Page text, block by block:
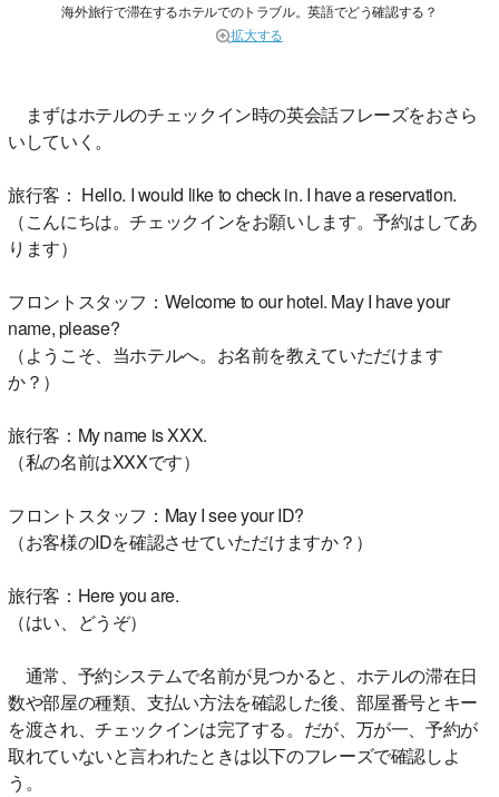
海外旅行で滞在するホテルでのトラブル。英語でどう確認する？
拡大する
まずはホテルのチェックイン時の英会話フレーズをおさら
いしていく。
旅行客： Hello. I would like to check in. I have a reservation.
（こんにちは。チェックインをお願いします。予約はしてあ
ります）
フロントスタッフ：Welcome to our hotel. May I have your
name, please?
（ようこそ、当ホテルへ。お名前を教えていただけます
か？）
旅行客：My name is XXX.
（私の名前はXXXです）
フロントスタッフ：May I see your ID?
（お客様のIDを確認させていただけますか？）
旅行客：Here you are.
（はい、どうぞ）
通常、予約システムで名前が見つかると、ホテルの滞在日
数や部屋の種類、支払い方法を確認した後、部屋番号とキー
を渡され、チェックインは完了する。だが、万が一、予約が
取れていないと言われたときは以下のフレーズで確認しよ
う。